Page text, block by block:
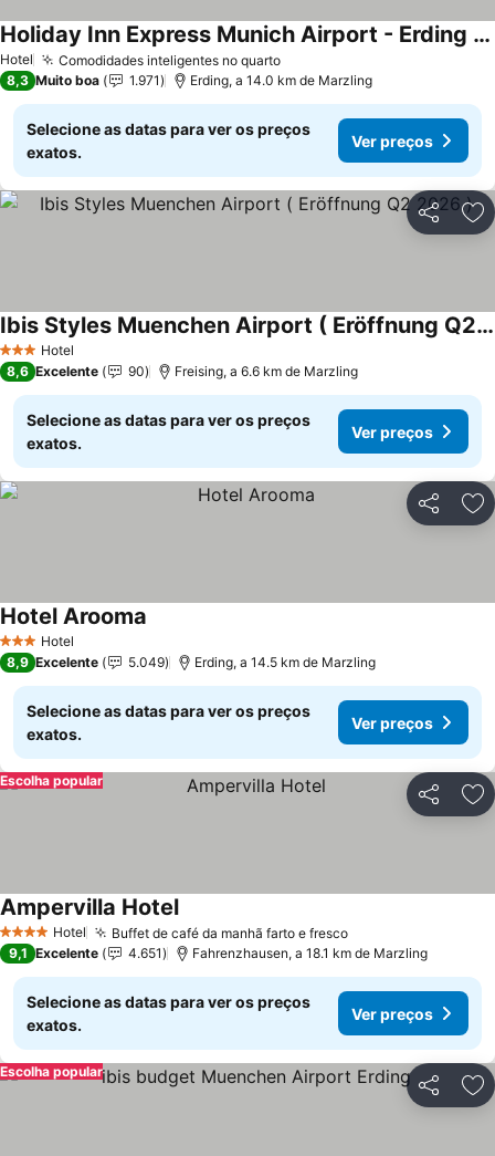
Hotel Comodidades inteligentes no quartoVer preços
Holiday Inn Express Munich Airport - Erding By Ihg
Ver preços
8,3 Muito boa 1.971 Erding, a 14.0 km de Marzling
Selecione as datas para ver os preços
exatos.
Ver preços
Partilhar
3 EstrelasHotel
Ibis Styles Muenchen Airport ( Eröffnung Q2 2026 )
Ver preços
8,6 Excelente 90 Freising, a 6.6 km de Marzling
Selecione as datas para ver os preços
exatos.
Ver preços
Partilhar
3 EstrelasHotel
Hotel Arooma
8,9 Excelente 5.049 Erding, a 14.5 km de Marzling
Selecione as datas para ver os preços
exatos.
Ver preços
Partilhar
Escolha popular
4 EstrelasHotel Buffet de café da manhã farto e frescoVer preços
Ampervilla HotelVer preços
9,1 Excelente 4.651 Fahrenzhausen, a 18.1 km de Marzling
Selecione as datas para ver os preços
exatos.
Ver preços
Partilhar
Escolha popular